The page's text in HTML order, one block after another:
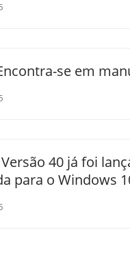
se em
40 já foi
para o Windows